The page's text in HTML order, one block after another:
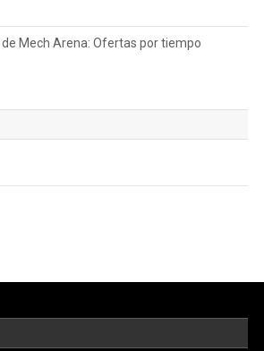
Mech Arena: Ofertas por tiempo